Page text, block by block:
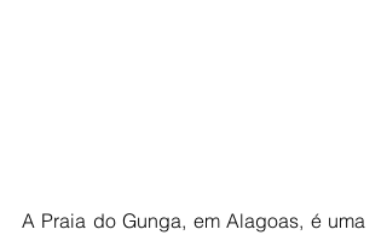
A Praia do Gunga, em Alagoas, é uma